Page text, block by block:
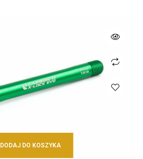
DODAJ DO KOSZYKA